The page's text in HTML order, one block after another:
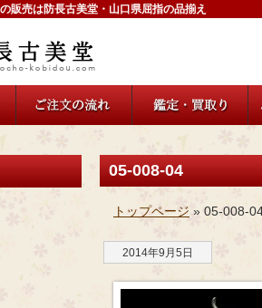
販売は防長古美堂・山口県屈指の品揃え
05-008-04
トップページ » 05-008-
2014年9月5日